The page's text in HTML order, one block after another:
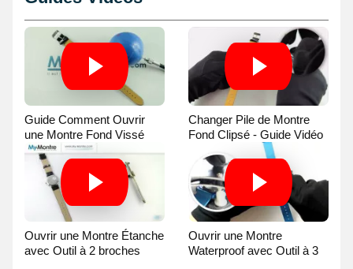
Guide Comment Ouvrir
une Montre Fond Vissé
avec une Balle
Changer Pile de Montre
Fond Clipsé - Guide Vidéo
Ouvrir une Montre Étanche
avec Outil à 2 broches
Ouvrir une Montre
Waterproof avec Outil à 3